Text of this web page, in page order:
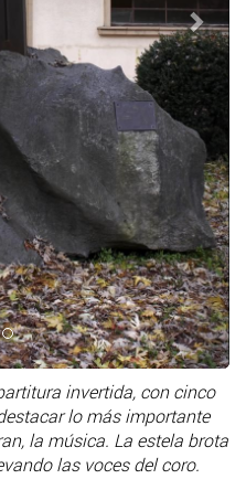
invertida, con cinco
lo más importante
la música. La estela brota
las voces del coro.